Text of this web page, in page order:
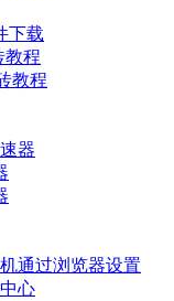
下载
教程
教程
器
通过浏览器设置
心